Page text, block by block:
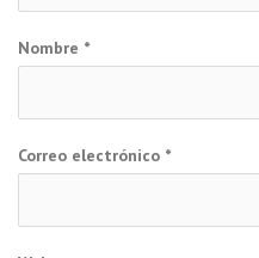
Nombre *
Correo electrónico *